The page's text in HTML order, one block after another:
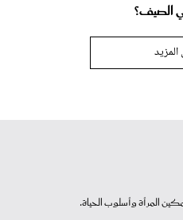
الصيف؟
المرأة وأسلوب الحياة.